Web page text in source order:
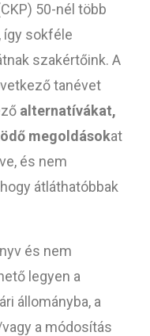
50-nél több
sokféle
szakértőink. A
tanévet
alternatívákat,
megoldásokat
és nem
átláthatóbbak
és nem
legyen a
állományba, a
a módosítás